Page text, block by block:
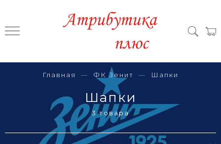
Главная ФК Зенит Шапки
Шапки
3 товара